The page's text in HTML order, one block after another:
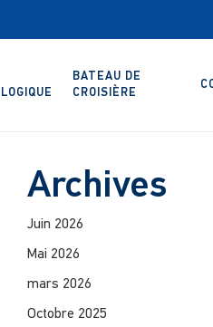
BATEAU DE
CROISIÈRE
Archives
Juin 2026
Mai 2026
mars 2026
Octobre 2025